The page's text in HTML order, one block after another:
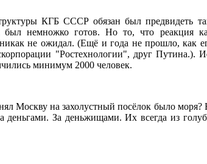
КГБ СССР обязан был предвидеть
был немножко готов. Но то, что реакция
не ожидал. (Ещё и года не прошло, как
"Ростехнологии", друг Путина.).
минимум 2000 человек.
Москву на захолустный посёлок было
деньгами. За деньжищами. Их всегда из